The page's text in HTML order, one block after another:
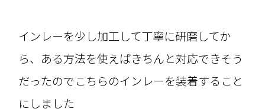
インレーを少し加工して丁寧に研磨してか
ら、ある方法を使えばきちんと対応できそう
だったのでこちらのインレーを装着すること
にしました